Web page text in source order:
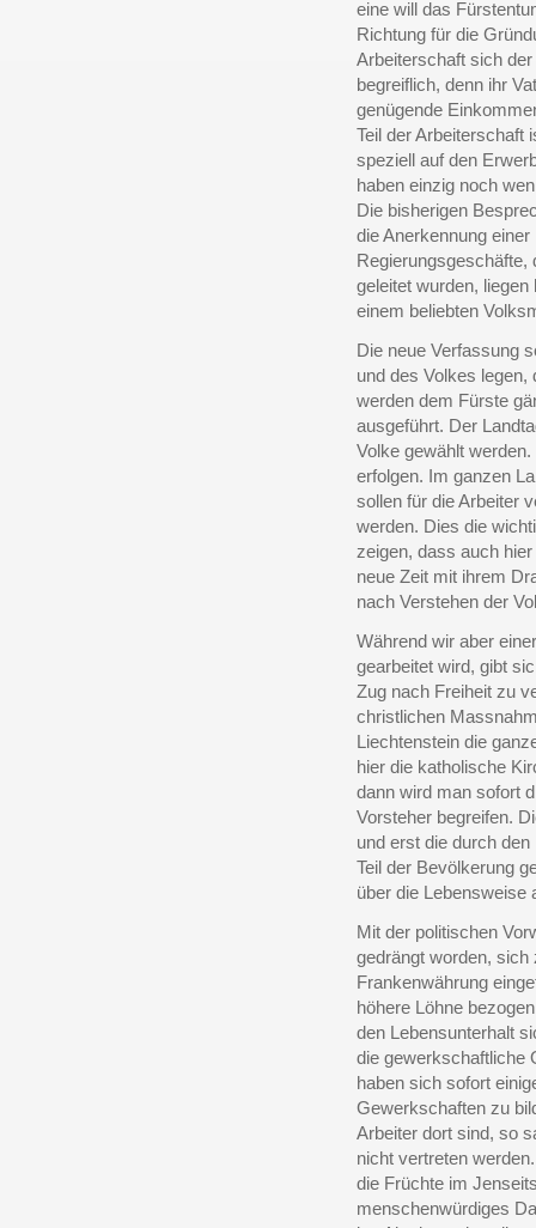
eine will das
Richtung für die
Arbeiterschaft sich
begreiflich, denn ihr
genügende
Teil der Arbeiterschaft
speziell auf den
haben einzig noch
Die bisherigen
die Anerkennung
Regierungsgeschäfte,
geleitet wurden,
einem beliebten
Die neue Verfassung
und des Volkes legen,
werden dem Fürste
ausgeführt. Der
Volke gewählt
erfolgen. Im ganzen
sollen für die Arbeiter
werden. Dies die
zeigen, dass auch
neue Zeit mit ihrem
nach Verstehen der
Während wir aber
gearbeitet wird, gibt
Zug nach Freiheit zu
christlichen
Liechtenstein die
hier die katholische
dann wird man sofort
Vorsteher begreifen.
und erst die durch
Teil der Bevölkerung
über die Lebensweise
Mit der politischen
gedrängt worden,
Frankenwährung
höhere Löhne
den Lebensunterhalt
die gewerkschaftliche
haben sich sofort
Gewerkschaften zu
Arbeiter dort sind, so
nicht vertreten
die Früchte im
menschenwürdiges